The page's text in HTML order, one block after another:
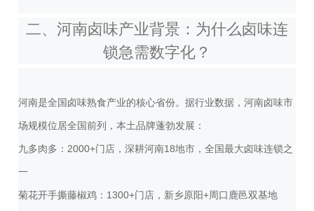
二、河南卤味产业背景：为什么卤味连
锁急需数字化？
河南是全国卤味熟食产业的核心省份。据行业数据，河南卤味市
场规模位居全国前列，本土品牌蓬勃发展：
九多肉多：2000+门店，深耕河南18地市，全国最大卤味连锁之
一
菊花开手撕藤椒鸡：1300+门店，新乡原阳+周口鹿邑双基地